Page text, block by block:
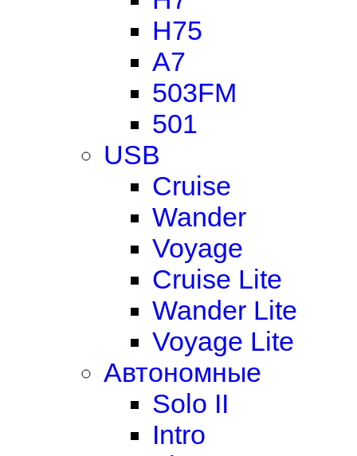
H75
A7
503FM
501
USB
Cruise
Wander
Voyage
Cruise Lite
Wander Lite
Voyage Lite
Автономные
Solo II
Intro